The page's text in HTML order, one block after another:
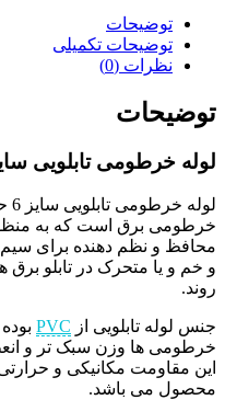
توضیحات
توضیحات تکمیلی
نظرات (0)
توضیحات
لوله خرطومی تابلویی سایز 6 حلقه 100
خرطومی برق است که به
محافظ و نظم دهنده برای
و خم و یا متحرک در تابلو برق
روند.
جنس لوله تابلویی از PVC
خرطومی ها وزن سبک تر و
این مقاومت مکانیکی و حرارتی
محصول می باشد.